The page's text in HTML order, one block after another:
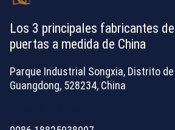
Los 3 principales fabricantes
puertas a medida de China
Parque Industrial Songxia, Distrito
Guangdong, 528234, China